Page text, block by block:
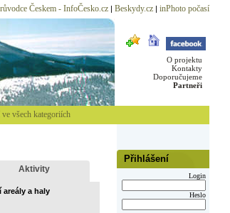
Českem - InfoČesko.cz| Beskydy.cz| inPhoto počasí
O projektu
Kontakty
Doporučujeme
Partneři
všech kategoriích
Přihlášení
Login
Heslo
Aktivity
a haly